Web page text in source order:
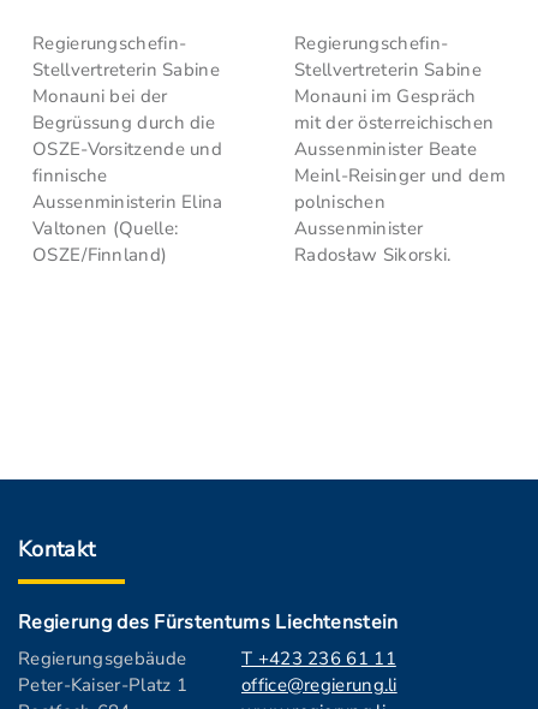
Regierungschefin-
Stellvertreterin Sabine
Monauni bei der
Begrüssung durch die
OSZE-Vorsitzende und
finnische
Aussenministerin Elina
Valtonen (Quelle:
OSZE/Finnland)
Regierungschefin-
Stellvertreterin Sabine
Monauni im Gespräch
mit der österreichischen
Aussenminister Beate
Meinl-Reisinger und dem
polnischen
Aussenminister
Radosław Sikorski.
Kontakt
Regierung des Fürstentums Liechtenstein
Regierungsgebäude
Peter-Kaiser-Platz 1
T +423 236 61 11
office@regierung.li